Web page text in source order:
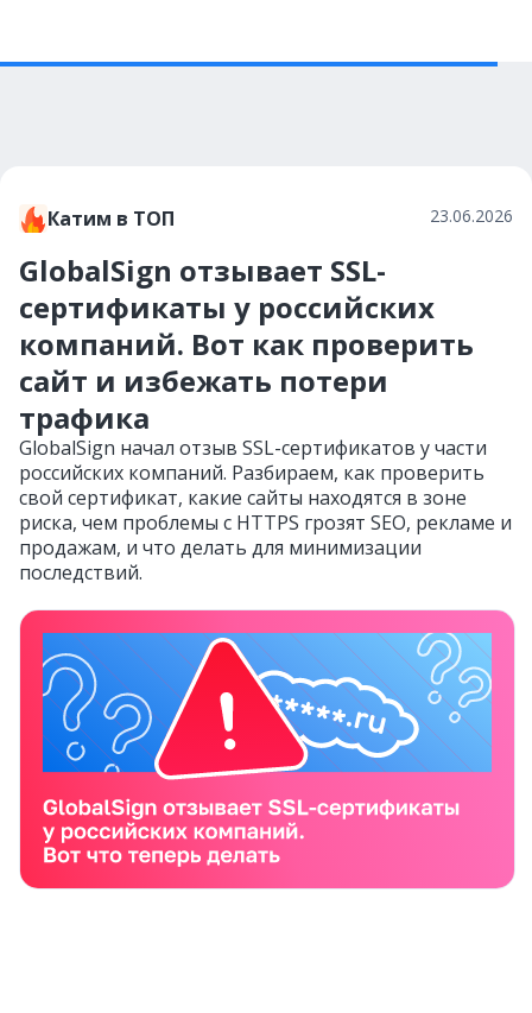
Катим в ТОП 23.06.2026
GlobalSign отзывает SSL-
сертификаты у российских
компаний. Вот как проверить
сайт и избежать потери
трафика
GlobalSign начал отзыв SSL-сертификатов у части
российских компаний. Разбираем, как проверить
свой сертификат, какие сайты находятся в зоне
риска, чем проблемы с HTTPS грозят SEO, рекламе и
продажам, и что делать для минимизации
последствий.